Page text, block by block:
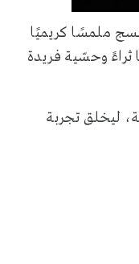
ملمسًا كريميًا
وحسّية فريدة
ليخلق تجربة